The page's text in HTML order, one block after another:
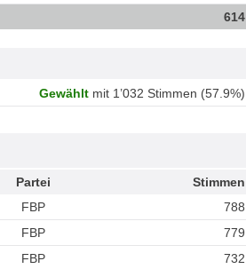
614
Gewähltmit 1’032 Stimmen (57.9%)
Partei
Stimmen
FBP
788
FBP
779
FBP
732